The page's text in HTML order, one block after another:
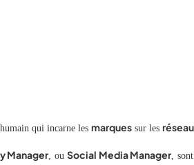
qui incarne les marques sur les
Manager, ouSocial Media Manager,